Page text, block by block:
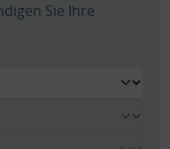
Sie Ihre